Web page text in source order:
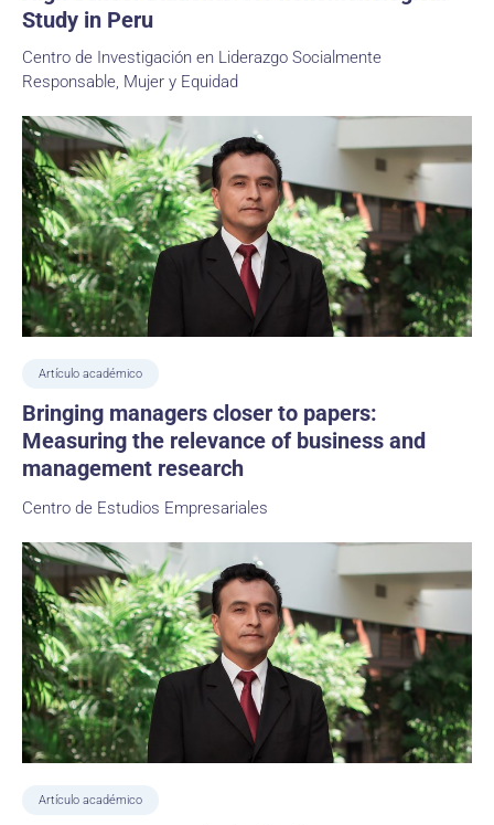
Study in Peru
Centro de Investigación en Liderazgo Socialmente
Responsable, Mujer y Equidad
Artículo académico
Bringing managers closer to papers:
Measuring the relevance of business and
management research
Centro de Estudios Empresariales
Artículo académico